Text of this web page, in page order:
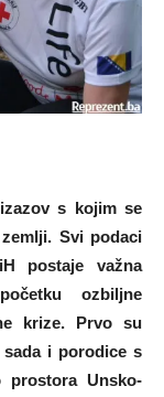
s kojim se
Svi podaci
postaje važna
ozbiljne
krize. Prvo su
i porodice s
prostora Unsko-